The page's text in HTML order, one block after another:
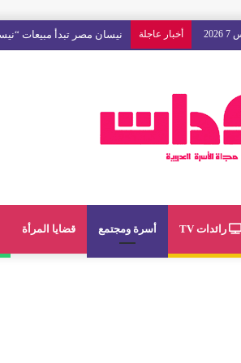
أخبار عاجلة مع « The Next Ad » ، إنوي يُسند حملته الإعلانية المقبلة إلى الشباب المغربي
رائدات TV أسرة ومجتمع قضايا المرأة